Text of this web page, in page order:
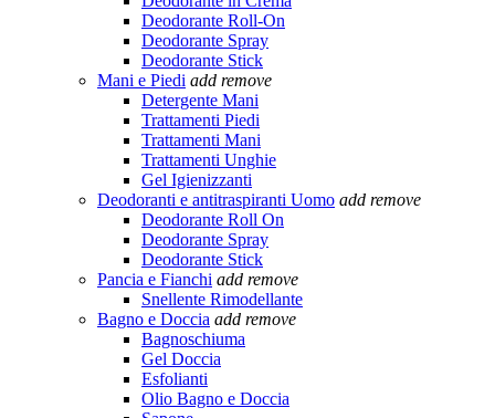
Deodorante Roll-On
Deodorante Spray
Deodorante Stick
Mani e Piedi add remove
Detergente Mani
Trattamenti Piedi
Trattamenti Mani
Trattamenti Unghie
Gel Igienizzanti
Deodoranti e antitraspiranti Uomo add remove
Deodorante Roll On
Deodorante Spray
Deodorante Stick
Pancia e Fianchi add remove
Snellente Rimodellante
Bagno e Doccia add remove
Bagnoschiuma
Gel Doccia
Esfolianti
Olio Bagno e Doccia